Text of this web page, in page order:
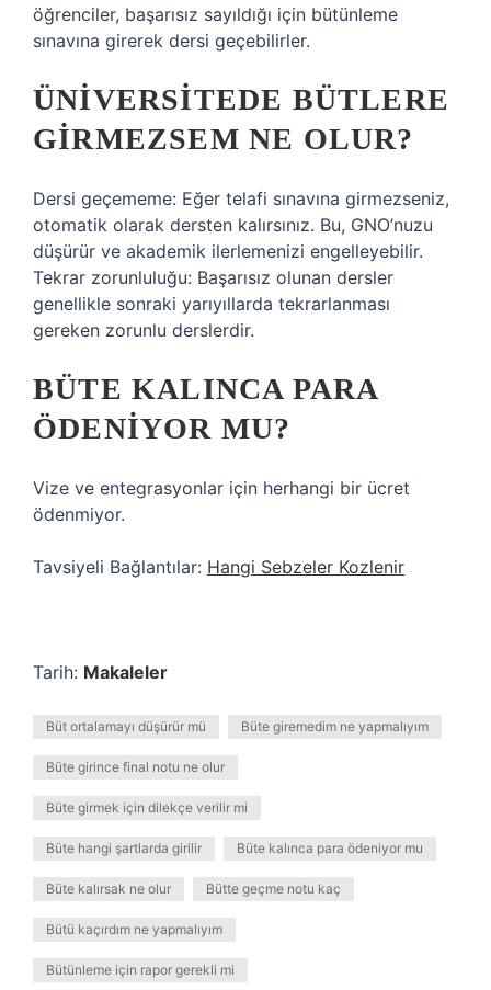
öğrenciler, başarısız sayıldığı için bütünleme
sınavına girerek dersi geçebilirler.
ÜNIVERSITEDE BÜTLERE
GIRMEZSEM NE OLUR?
Dersi geçememe: Eğer telafi sınavına girmezseniz,
otomatik olarak dersten kalırsınız. Bu, GNO’nuzu
düşürür ve akademik ilerlemenizi engelleyebilir.
Tekrar zorunluluğu: Başarısız olunan dersler
genellikle sonraki yarıyıllarda tekrarlanması
gereken zorunlu derslerdir.
BÜTE KALINCA PARA
ÖDENIYOR MU?
Vize ve entegrasyonlar için herhangi bir ücret
ödenmiyor.
Tavsiyeli Bağlantılar: Hangi Sebzeler Kozlenir
Tarih: Makaleler
Büt ortalamayı düşürür mü Büte giremedim ne yapmalıyım
Büte girince final notu ne olur
Büte girmek için dilekçe verilir mi
Büte hangi şartlarda girilir Büte kalınca para ödeniyor mu
Büte kalırsak ne olur Bütte geçme notu kaç
Bütü kaçırdım ne yapmalıyım
Bütünleme için rapor gerekli mi